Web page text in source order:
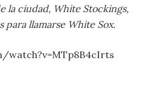
la ciudad, White Stockings,
para llamarse White Sox.
watch?v=MTp8B4cIrts